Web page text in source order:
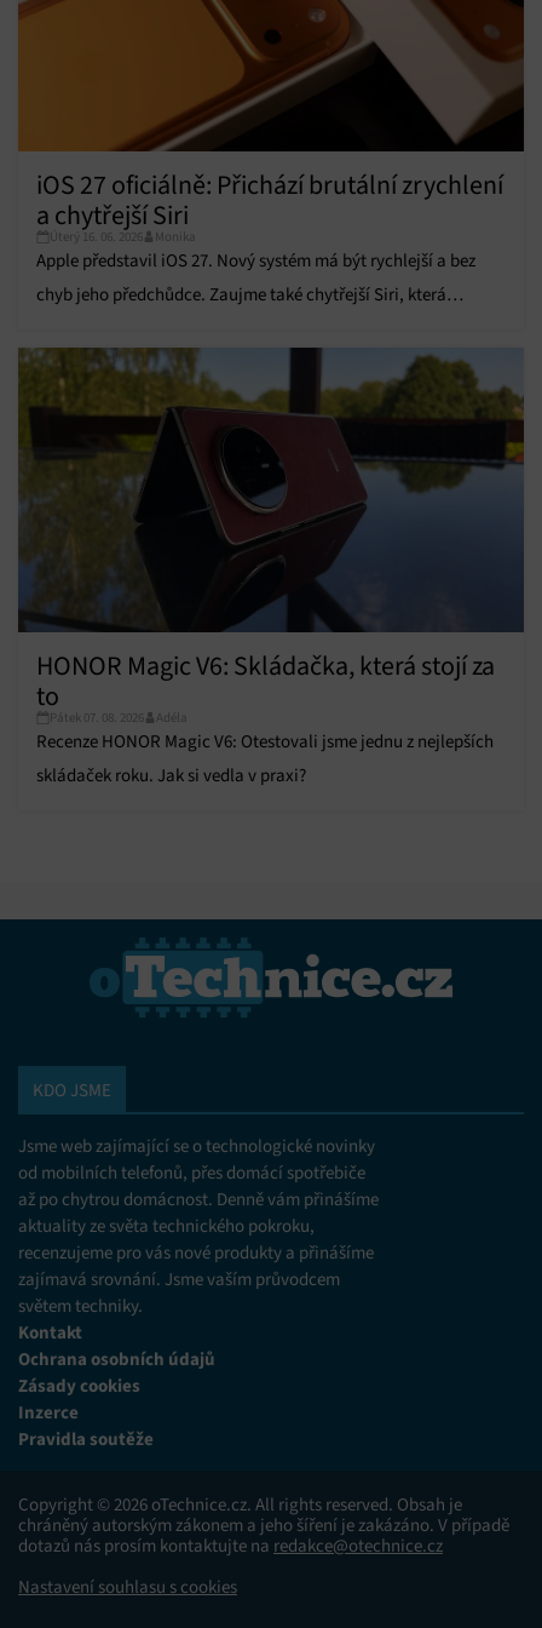
Vždy aktivní
Přiřazování a kombinování údajů z jiných zdrojů
údajů, Propojení různých zařízení, Identifikace
zařízení na základě automaticky přenášených
informací.
Zajištění bezpečnosti, předcházení a zjišťování
podvodů a odstraňování chyb, Poskytování a
zobrazování reklamy a obsahu, Ukládání a sdělování
voleb ochrany osobních údajů.
iOS 27 oficiálně: Přichází brutální zrychlení
a chytřejší Siri
Úterý 16. 06. 2026 Monika
Apple představil iOS 27. Nový systém má být rychlejší a bez
chyb jeho předchůdce. Zaujme také chytřejší Siri, která
HONOR Magic V6: Skládačka, která stojí za
to
Pátek 07. 08. 2026 Adéla
Recenze HONOR Magic V6: Otestovali jsme jednu z nejlepších
skládaček roku. Jak si vedla v praxi?
KDO JSME
Jsme web zajímající se o technologické novinky
od mobilních telefonů, přes domácí spotřebiče
až po chytrou domácnost. Denně vám přinášíme
aktuality ze světa technického pokroku,
recenzujeme pro vás nové produkty a přinášíme
zajímavá srovnání. Jsme vaším průvodcem
světem techniky.
Kontakt
Ochrana osobních údajů
Zásady cookies
Inzerce
Pravidla soutěže
Copyright © 2026 oTechnice.cz. All rights reserved. Obsah je
chráněný autorským zákonem a jeho šíření je zakázáno. V případě
dotazů nás prosím kontaktujte na redakce@otechnice.cz
Nastavení souhlasu s cookies